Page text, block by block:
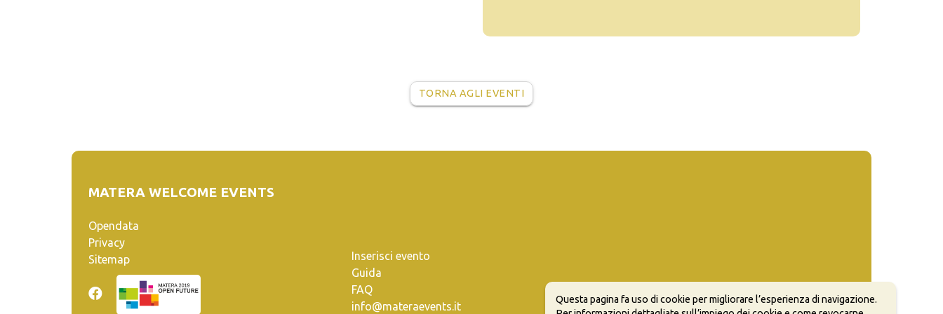
TORNA AGLI EVENTI
MATERA WELCOME EVENTS
Opendata
Privacy
Sitemap
Inserisci evento
Guida
FAQ
info@materaevents.it
Questa pagina fa uso di cookie per migliorare l’esperienza di navigazione.